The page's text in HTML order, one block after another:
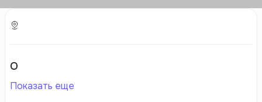
О
Показать еще